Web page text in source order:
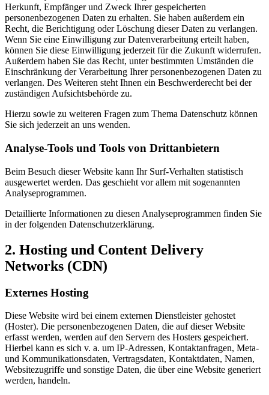
Herkunft, Empfänger und Zweck Ihrer gespeicherten
personenbezogenen Daten zu erhalten. Sie haben außerdem ein
Recht, die Berichtigung oder Löschung dieser Daten zu verlangen.
Wenn Sie eine Einwilligung zur Datenverarbeitung erteilt haben,
können Sie diese Einwilligung jederzeit für die Zukunft widerrufen.
Außerdem haben Sie das Recht, unter bestimmten Umständen die
Einschränkung der Verarbeitung Ihrer personenbezogenen Daten zu
verlangen. Des Weiteren steht Ihnen ein Beschwerderecht bei der
zuständigen Aufsichtsbehörde zu.
Hierzu sowie zu weiteren Fragen zum Thema Datenschutz können
Sie sich jederzeit an uns wenden.
Analyse-Tools und Tools von Dritt­anbietern
Beim Besuch dieser Website kann Ihr Surf-Verhalten statistisch
ausgewertet werden. Das geschieht vor allem mit sogenannten
Analyseprogrammen.
Detaillierte Informationen zu diesen Analyseprogrammen finden Sie
in der folgenden Datenschutzerklärung.
2. Hosting und Content Delivery
Networks (CDN)
Externes Hosting
Diese Website wird bei einem externen Dienstleister gehostet
(Hoster). Die personenbezogenen Daten, die auf dieser Website
erfasst werden, werden auf den Servern des Hosters gespeichert.
Hierbei kann es sich v. a. um IP-Adressen, Kontaktanfragen, Meta-
und Kommunikationsdaten, Vertragsdaten, Kontaktdaten, Namen,
Websitezugriffe und sonstige Daten, die über eine Website generiert
werden, handeln.